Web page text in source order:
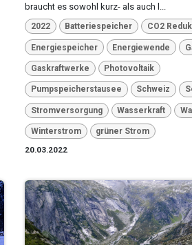
braucht es sowohl kurz- als auch l...
2022 Batteriespeicher CO2
Energiespeicher Energiewende
Gaskraftwerke Photovoltaik
Pumpspeicherstausee Schweiz
Stromversorgung Wasserkraft
Winterstrom
grüner Strom
20.03.2022